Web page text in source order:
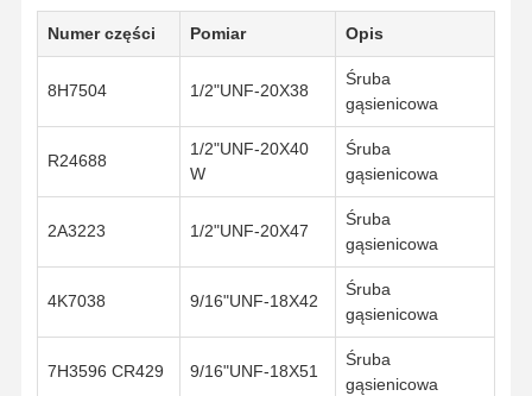
śruby dla butów
Numer części Pomiar Opis
8H7504 1/2"UNF-20X38
Śruba
gąsienicowa
R24688
1/2"UNF-20X40
W
Śruba
gąsienicowa
2A3223 1/2"UNF-20X47
Śruba
gąsienicowa
4K7038 9/16"UNF-18X42
Śruba
gąsienicowa
7H3596 CR429 9/16"UNF-18X51
Śruba
gąsienicowa